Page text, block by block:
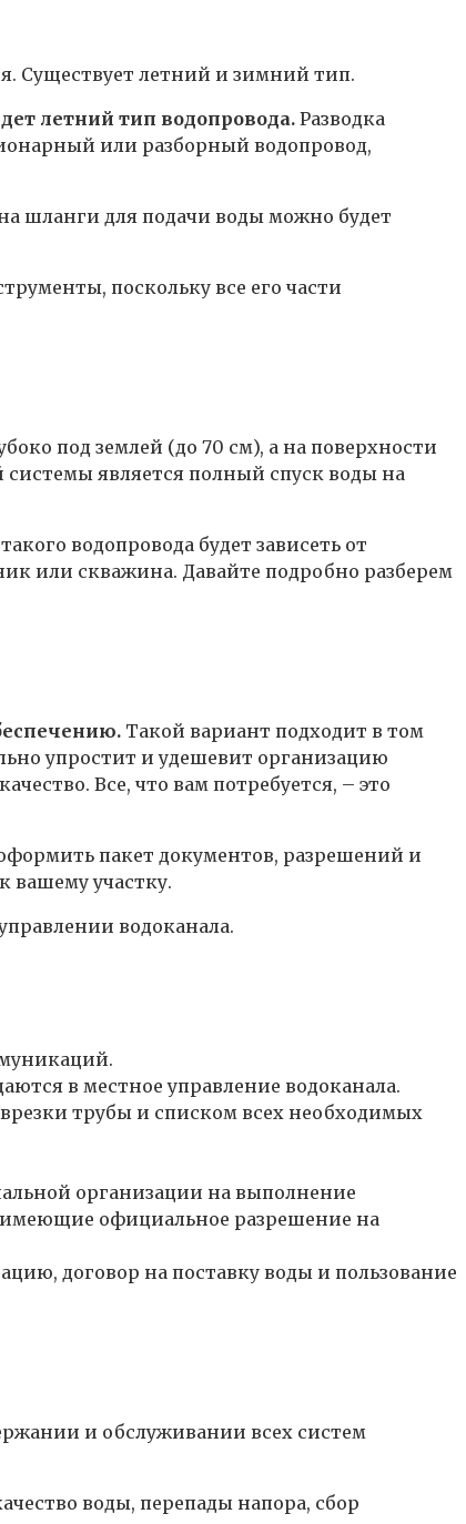
Существует летний и зимний тип.
летний тип водопровода. Разводка
или разборный водопровод,
шланги для подачи воды можно будет
поскольку все его части
под землей (до 70 см), а на поверхности
является полный спуск воды на
водопровода будет зависеть от
или скважина. Давайте подробно разберем
Такой вариант подходит в том
упростит и удешевит организацию
Все, что вам потребуется, – это
пакет документов, разрешений и
вашему участку.
водоканала.
в местное управление водоканала.
трубы и списком всех необходимых
организации на выполнение
официальное разрешение на
договор на поставку воды и пользование
и обслуживании всех систем
воды, перепады напора, сбор